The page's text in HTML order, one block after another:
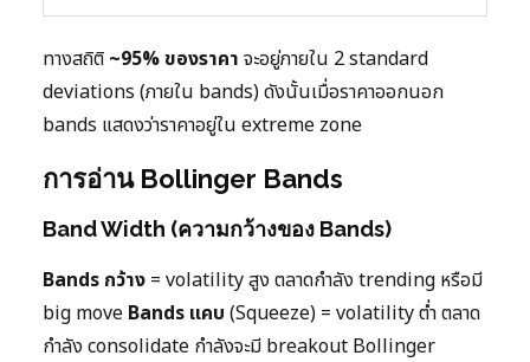
ทางสถิติ ~95% ของราคา จะอยู่ภายใน 2 standard
deviations (ภายใน bands) ดังนั้นเมื่อราคาออกนอก
bands แสดงว่าราคาอยู่ใน extreme zone
การอ่าน Bollinger Bands
Band Width (ความกว้างของ Bands)
Bands กว้าง = volatility สูง ตลาดกำลัง trending หรือมี
big move Bands แคบ (Squeeze) = volatility ต่ำ ตลาด
กำลัง consolidate กำลังจะมี breakout Bollinger